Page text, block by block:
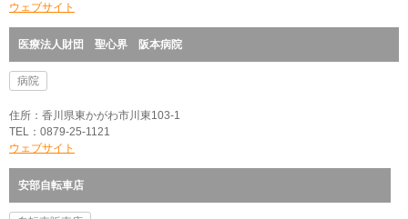
ウェブサイト
医療法人財団 聖心界 阪本病院
病院
住所：香川県東かがわ市川東103-1
TEL：0879-25-1121
ウェブサイト
安部自転車店